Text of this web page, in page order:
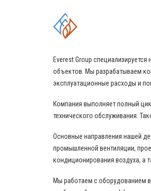
Everest Group
объектов. Мы разрабатываем
эксплуатационные расходы и
Компания выполняет полный
технического обслуживания.
Основные направления нашей
промышленной вентиляции,
кондиционирования воздуха, а
Мы работаем с оборудованием